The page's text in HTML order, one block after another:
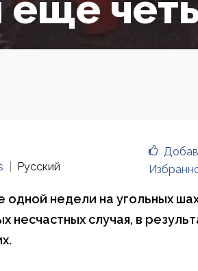
Русский
одной недели на угольных
несчастных случая, в